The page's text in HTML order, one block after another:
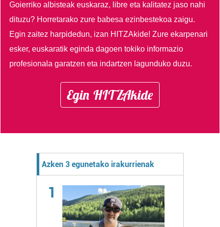
Goierriko albisteak euskaraz, libre eta kalitatez jaso nahi
dituzu? Horretarako zure babesa ezinbestekoa zaigu.
Egin zaitez harpidedun, izan HITZAkide!Zure ekarpenari
esker, euskaratik eginda dagoen tokiko informazio
profesionala garatzen eta indartzen lagunduko duzu.
Egin HITZAkide
Azken 3 egunetako irakurrienak
1